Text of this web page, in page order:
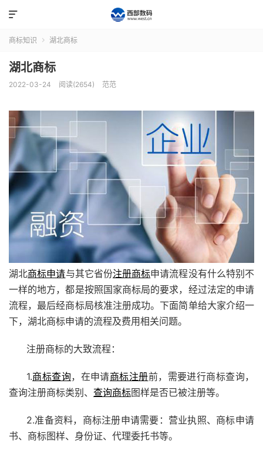

商标知识  湖北商标
湖北商标
2022-03-24 阅读(2654) 范范
湖北商标申请与其它省份注册商标申请流程没有什么特别不
一样的地方，都是按照国家商标局的要求，经过法定的申请
流程，最后经商标局核准注册成功。下面简单给大家介绍一
下，湖北商标申请的流程及费用相关问题。
注册商标的大致流程：
1.商标查询，在申请商标注册前，需要进行商标查询，
查询注册商标类别、 查询商标图样是否已被注册等。
2.准备资料，商标注册申请需要：营业执照、商标申请
书、商标图样、身份证、代理委托书等。